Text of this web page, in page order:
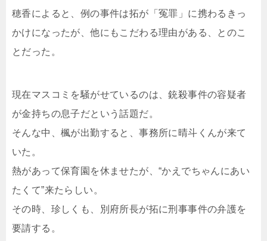
穂香によると、例の事件は拓が「冤罪」に携わるきっ
かけになったが、他にもこだわる理由がある、とのこ
とだった。
現在マスコミを騒がせているのは、銃殺事件の容疑者
が金持ちの息子だという話題だ。
そんな中、楓が出勤すると、事務所に晴斗くんが来て
いた。
熱があって保育園を休ませたが、“かえでちゃんにあい
たくて”来たらしい。
その時、珍しくも、別府所長が拓に刑事事件の弁護を
要請する。